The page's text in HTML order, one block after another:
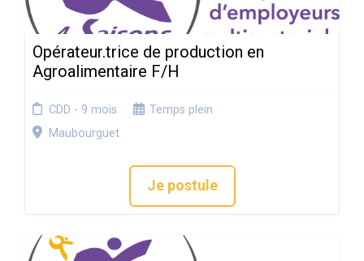
Opérateur.trice de production en
Agroalimentaire F/H
CDD - 9 mois
Temps plein
Maubourguet
Je postule